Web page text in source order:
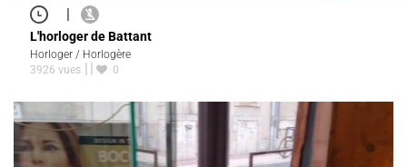
|
L'horloger de Battant
Horloger / Horlogère
3926 vues
0